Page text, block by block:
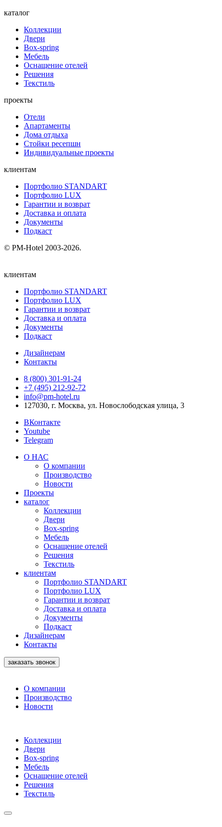
каталог
Коллекции
Двери
Box-spring
Мебель
Оснащение отелей
Решения
Текстиль
проекты
Отели
Апартаменты
Дома отдыха
Стойки ресепшн
Индивидуальные проекты
клиентам
Портфолио STANDART
Портфолио LUX
Гарантии и возврат
Доставка и оплата
Документы
Подкаст
© PM-Hotel 2003-2026.
клиентам
Портфолио STANDART
Портфолио LUX
Гарантии и возврат
Доставка и оплата
Документы
Подкаст
Дизайнерам
Контакты
8 (800) 301‑91‑24
+7 (495) 212‑92‑72
info@pm-hotel.ru
127030, г. Москва, ул. Новослободская улица, 3
ВКонтакте
Youtube
Telegram
О НАС
О компании
Производство
Новости
Проекты
каталог
Коллекции
Двери
Box-spring
Мебель
Оснащение отелей
Решения
Текстиль
клиентам
Портфолио STANDART
Портфолио LUX
Гарантии и возврат
Доставка и оплата
Документы
Подкаст
Дизайнерам
Контакты
заказать звонок
О компании
Производство
Новости
Коллекции
Двери
Box-spring
Мебель
Оснащение отелей
Решения
Текстиль